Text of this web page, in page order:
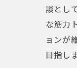
談とし
な筋力
ョンが
目指し